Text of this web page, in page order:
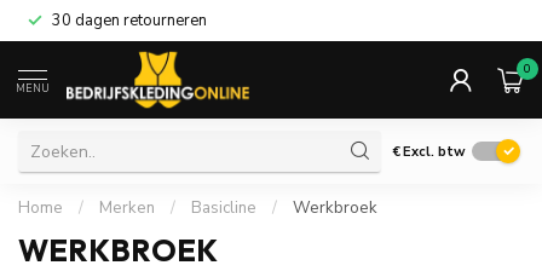
30 dagen retourneren
MENU
0
€Excl. btw
Home / Merken / Basicline / Werkbroek
WERKBROEK